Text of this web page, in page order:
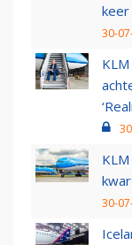
keer
30-
30-